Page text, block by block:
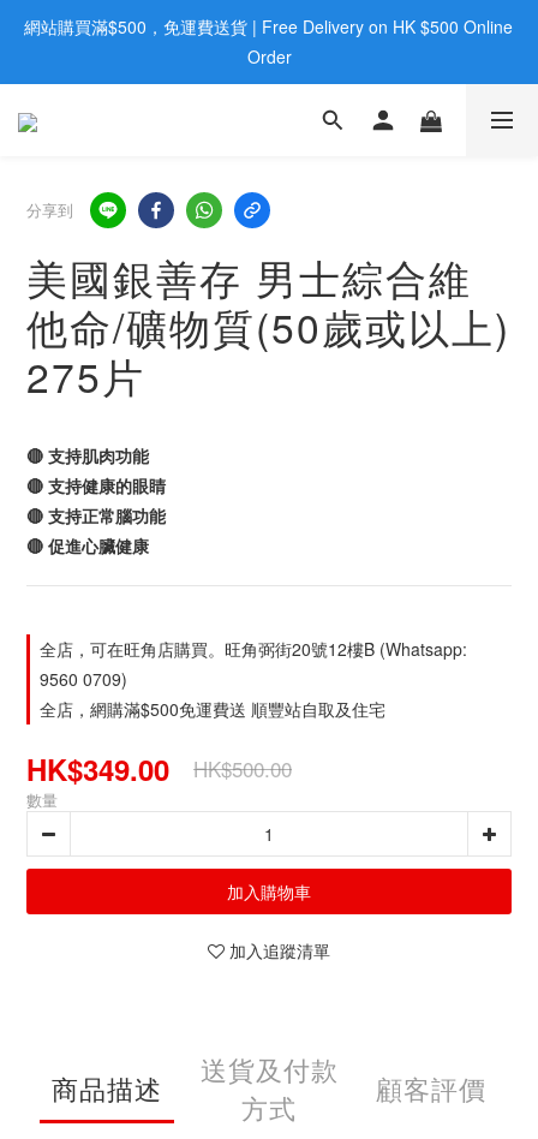
歡迎親臨旺角店購買：旺角弼街20號12樓B  |  RealDeal 保健品 |
WhatsApp 9560 0709
網站購買滿$500，免運費送貨 | Free Delivery on HK $500 Online
Order
歡迎親臨旺角店購買：旺角弼街20號12樓B  |  RealDeal 保健品 |
分享到
美國銀善存 男士綜合維
他命/礦物質(50歲或以上)
275片
🔴 支持肌肉功能
🔴 支持健康的眼睛
🔴 支持正常腦功能
🔴 促進心臟健康
全店，可在旺角店購買。旺角弼街20號12樓B (Whatsapp:
9560 0709)
全店，網購滿$500免運費送 順豐站自取及住宅
HK$349.00 HK$500.00
數量
加入購物車
加入追蹤清單
商品描述
送貨及付款
方式
顧客評價